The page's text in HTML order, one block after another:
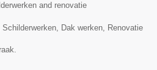
and renovatie
Dak werken, Renovatie